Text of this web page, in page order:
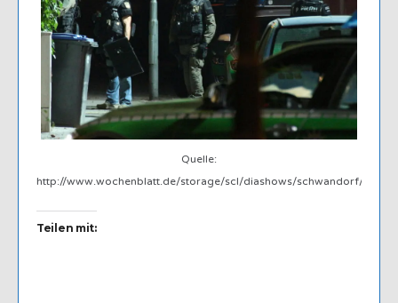
Quelle:
http://www.wochenblatt.de/storage/scl/diashows/schwandorf/
Teilen mit: